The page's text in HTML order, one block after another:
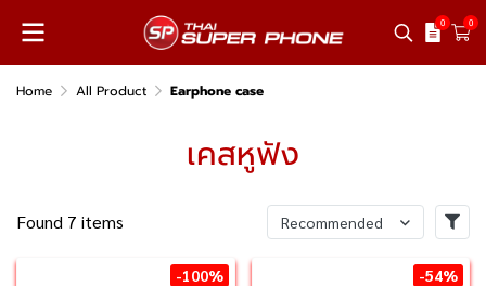
0 0
Home All Product Earphone case
เคสหูฟัง
Found 7 items Recommended
-100% -54%